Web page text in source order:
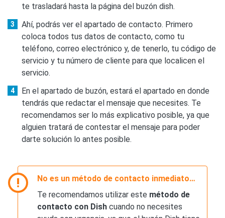
te trasladará hasta la página del buzón dish.
Ahí, podrás ver el apartado de contacto. Primero
coloca todos tus datos de contacto, como tu
teléfono, correo electrónico y, de tenerlo, tu código de
servicio y tu número de cliente para que localicen el
servicio.
En el apartado de buzón, estará el apartado en donde
tendrás que redactar el mensaje que necesites. Te
recomendamos ser lo más explicativo posible, ya que
alguien tratará de contestar el mensaje para poder
darte solución lo antes posible.
No es un método de contacto inmediato…
Te recomendamos utilizar este método de
contacto con Dish cuando no necesites